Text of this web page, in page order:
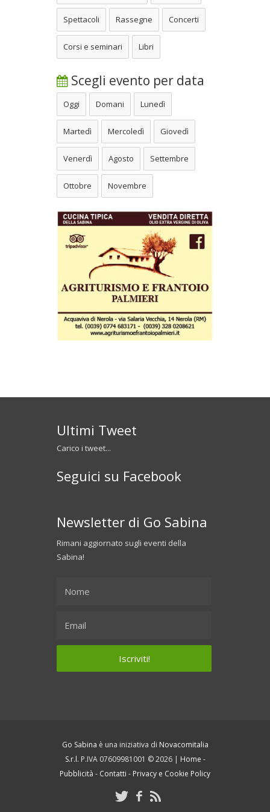
Spettacoli Rassegne Concerti
Corsi e seminari Libri
Scegli evento per data
Oggi Domani Lunedì
Martedì Mercoledì Giovedì
Venerdì Agosto Settembre
Ottobre Novembre
Ultimi Tweet
Carico i tweet...
Seguici su Facebook
Newsletter di Go Sabina
Rimani aggiornato sugli eventi della
Sabina!
Go Sabina è una iniziativa di Novacomitalia
S.r.l. P.IVA 07609981001 © 2026 | Home -
Pubblicità - Contatti - Privacy e Cookie Policy